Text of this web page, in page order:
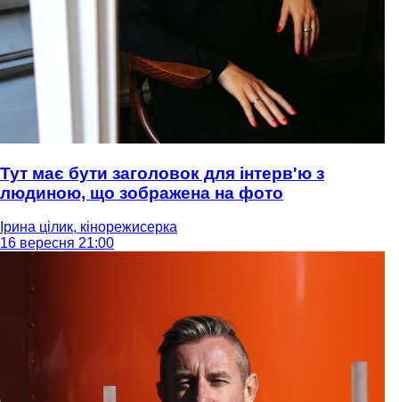
Тут має бути заголовок для інтерв'ю з
людиною, що зображена на фото
Ірина цілик, кінорежисерка
16 вересня 21:00